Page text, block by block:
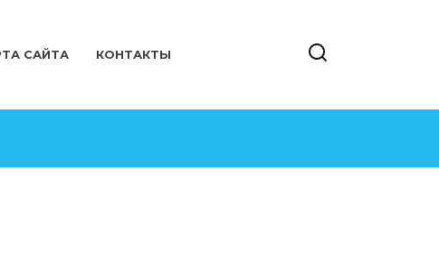
САЙТА КОНТАКТЫ